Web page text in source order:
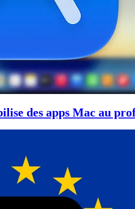
des apps Mac au